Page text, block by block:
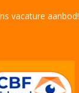
vacature aanbod!